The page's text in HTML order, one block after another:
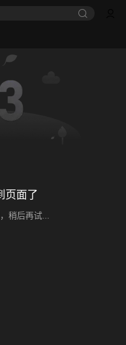
页面了
稍后再试...